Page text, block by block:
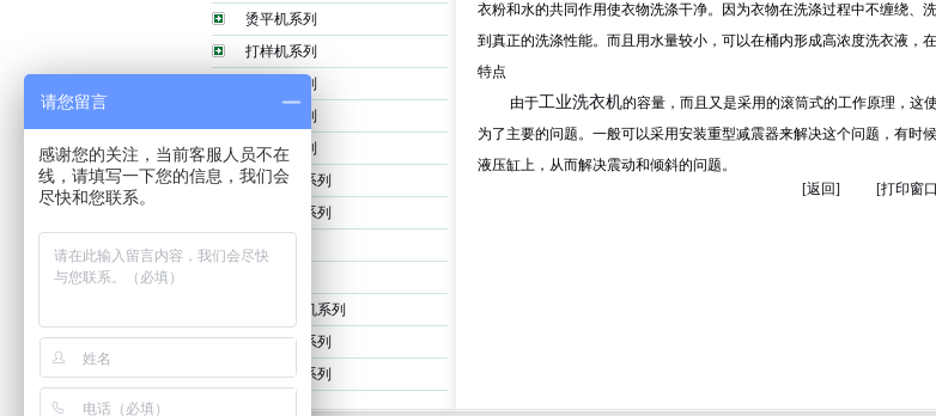
烫平机系列
打样机系列
洗布机系列
洗脱机系列
梳麻机系列
发电机组系列
数控机床系列
干揉机
工业洗衣机系列
洗衣设备系列
水洗设备系列
衣粉和水的共同作用使衣物洗涤干净。因为衣物在洗涤过程中不缠绕
到真正的洗涤性能。而且用水量较小，可以在桶内形成高浓度洗衣液，
特点
由于工业洗衣机的容量，而且又是采用的滚筒式的工作原理，这
为了主要的问题。一般可以采用安装重型减震器来解决这个问题，有
液压缸上，从而解决震动和倾斜的问题。
[返回]
[打印窗
请您留言
感谢您的关注，当前客服人员不在
线，请填写一下您的信息，我们会
尽快和您联系。